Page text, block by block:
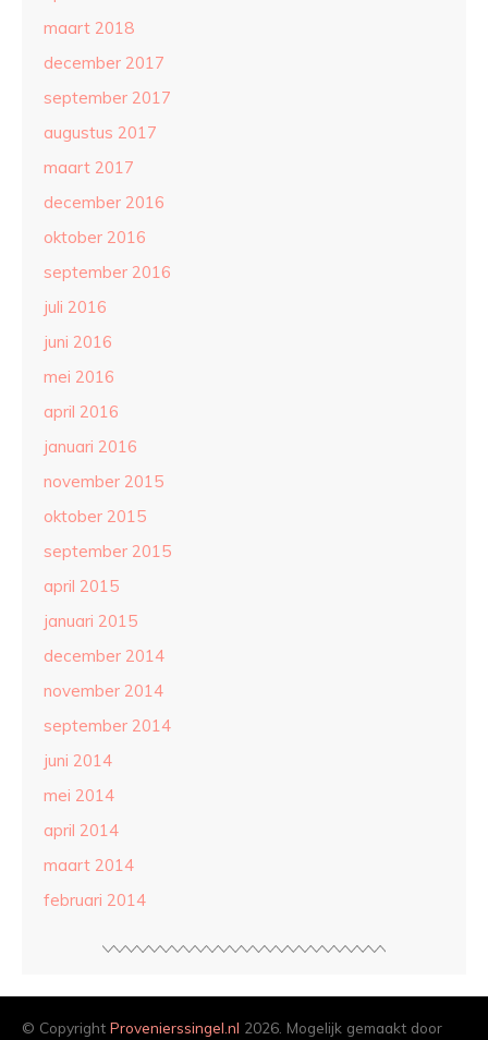
maart 2018
december 2017
september 2017
augustus 2017
maart 2017
december 2016
oktober 2016
september 2016
juli 2016
juni 2016
mei 2016
april 2016
januari 2016
november 2015
oktober 2015
september 2015
april 2015
januari 2015
december 2014
november 2014
september 2014
juni 2014
mei 2014
april 2014
maart 2014
februari 2014
© Copyright Provenierssingel.nl 2026. Mogelijk gemaakt door